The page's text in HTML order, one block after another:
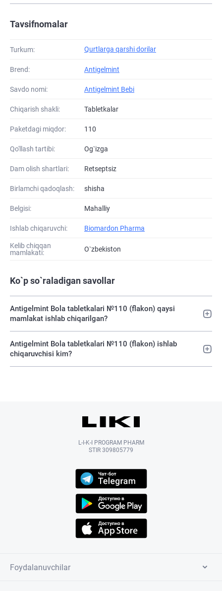
Tavsifnomalar
Turkum: Qurtlarga qarshi dorilar
Brend: Antigelmint
Savdo nomi: Antigelmint Bebi
Chiqarish shakli: Tabletkalar
Paketdagi miqdor: 110
Qo'llash tartibi: Og`izga
Dam olish shartlari: Retseptsiz
Birlamchi qadoqlash: shisha
Belgisi: Mahalliy
Ishlab chiqaruvchi: Biomardon Pharma
Kelib chiqqan
mamlakati:
O`zbekiston
Ko`p so`raladigan savollar
Antigelmint Bola tabletkalari №110 (flakon) qaysi
mamlakat ishlab chiqarilgan?
Antigelmint Bola tabletkalari №110 (flakon) ishlab
chiqaruvchisi kim?
L-I-K-I PROGRAM PHARM
STIR 309805779
Foydalanuvchilar